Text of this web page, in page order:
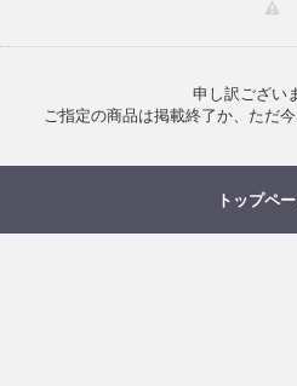
申し訳ござい
ご指定の商品は掲載終了か、ただ
トップペ